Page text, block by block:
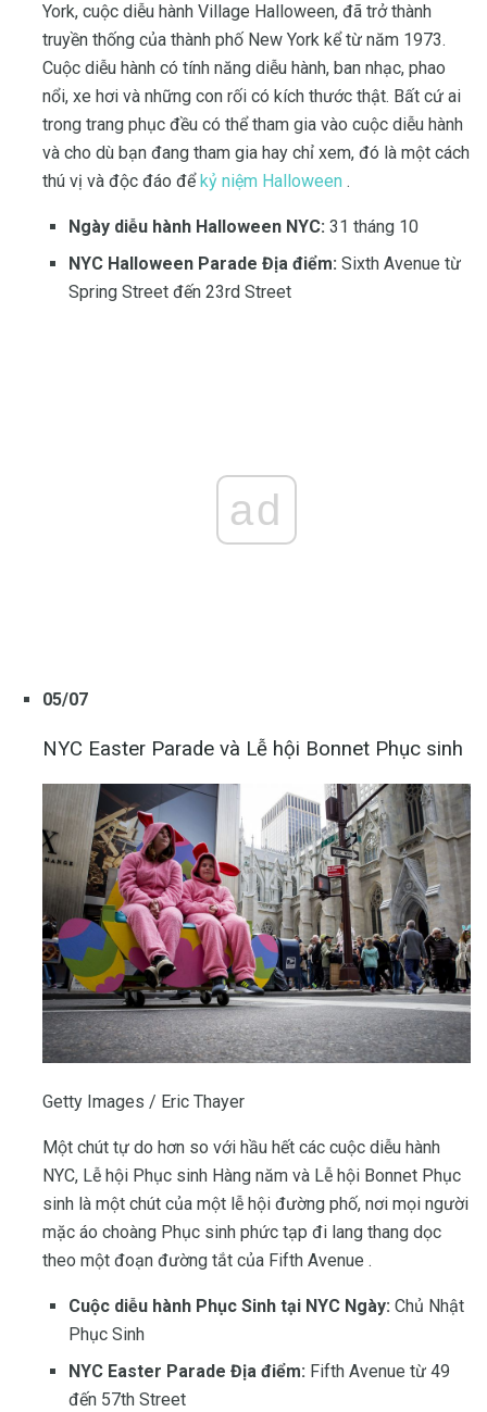
York, cuộc diễu hành Village Halloween, đã trở thành
truyền thống của thành phố New York kể từ năm 1973.
Cuộc diễu hành có tính năng diễu hành, ban nhạc, phao
nổi, xe hơi và những con rối có kích thước thật. Bất cứ ai
trong trang phục đều có thể tham gia vào cuộc diễu hành
và cho dù bạn đang tham gia hay chỉ xem, đó là một cách
thú vị và độc đáo đểkỷ niệm Halloween .
Ngày diễu hành Halloween NYC: 31 tháng 10
NYC Halloween Parade Địa điểm: Sixth Avenue từ
Spring Street đến 23rd Street
ad
05/07
NYC Easter Parade và Lễ hội Bonnet Phục sinh
Getty Images / Eric Thayer
Một chút tự do hơn so với hầu hết các cuộc diễu hành
NYC, Lễ hội Phục sinh Hàng năm và Lễ hội Bonnet Phục
sinh là một chút của một lễ hội đường phố, nơi mọi người
mặc áo choàng Phục sinh phức tạp đi lang thang dọc
theo một đoạn đường tắt của Fifth Avenue .
Cuộc diễu hành Phục Sinh tại NYC Ngày: Chủ Nhật
Phục Sinh
NYC Easter Parade Địa điểm: Fifth Avenue từ 49
đến 57th Street